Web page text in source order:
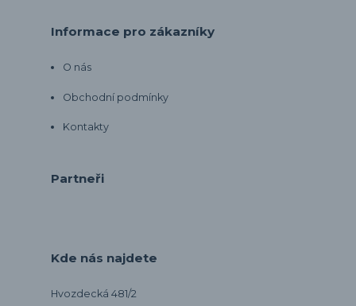
Informace pro zákazníky
O nás
Obchodní podmínky
Kontakty
Partneři
Kde nás najdete
Hvozdecká 481/2